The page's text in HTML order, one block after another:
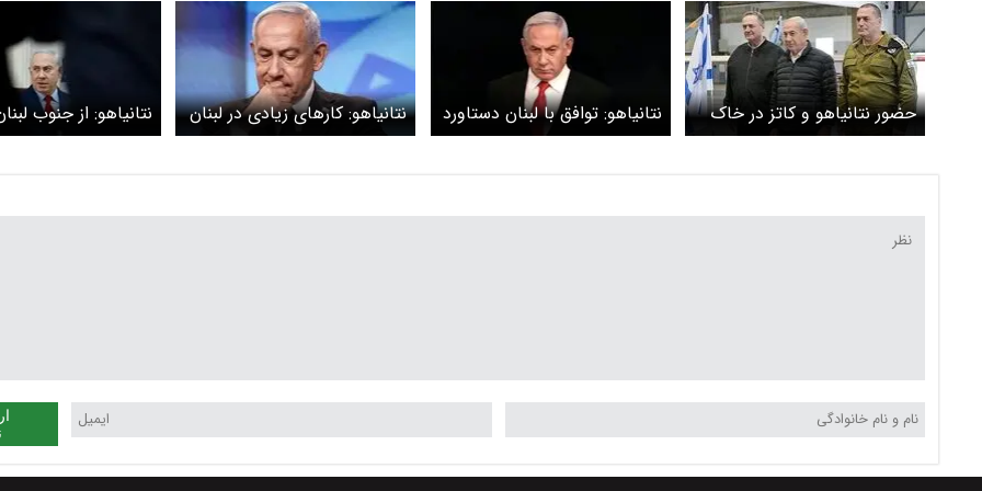
حضور نتانیاهو و کاتز در خاک
لبنان
نتانیاهو: توافق با لبنان دستاورد
بزرگی است
نتانیاهو: کارهای زیادی در لبنان
داریم
نتانیاهو: از جنوب
عقب‌نشینی نمی‌کنیم